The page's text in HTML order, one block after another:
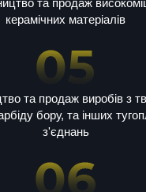
та продаж
керамічних матеріалів
та продаж виробів з
бору, та інших
з'єднань